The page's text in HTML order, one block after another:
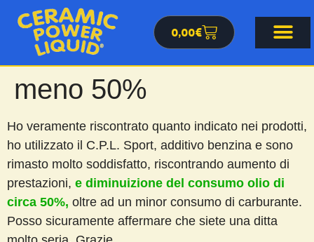
0,00€
meno 50%
Ho veramente riscontrato quanto indicato nei prodotti,
ho utilizzato il C.P.L. Sport, additivo benzina e sono
rimasto molto soddisfatto, riscontrando aumento di
prestazioni, e diminuizione del consumo olio di
circa 50%, oltre ad un minor consumo di carburante.
Posso sicuramente affermare che siete una ditta